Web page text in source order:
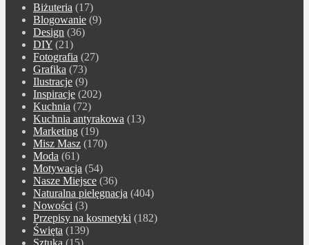
Biżuteria (17)
Blogowanie (9)
Design (36)
DIY (21)
Fotografia (27)
Grafika (73)
Ilustracje (9)
Inspiracje (202)
Kuchnia (72)
Kuchnia antyrakowa (13)
Marketing (19)
Misz Masz (170)
Moda (61)
Motywacja (54)
Nasze Miejsce (36)
Naturalna pielęgnacja (404)
Nowości (3)
Przepisy na kosmetyki (182)
Święta (139)
Sztuka (15)